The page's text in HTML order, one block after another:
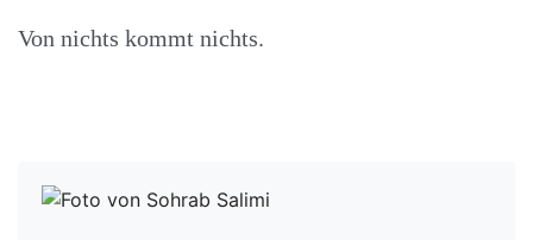
Von nichts kommt nichts.